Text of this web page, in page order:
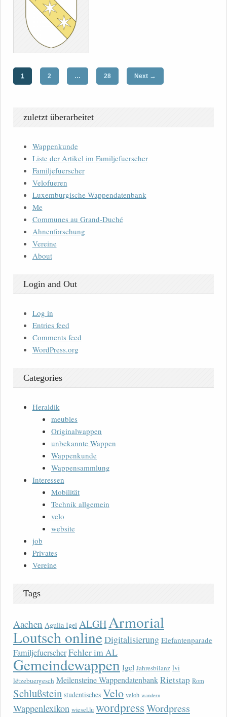
1 2 … 28 Next →
zuletzt überarbeitet
Wappenkunde
Liste der Artikel im Familjefuerscher
Familjefuerscher
Velofueren
Luxemburgische Wappendatenbank
Me
Communes au Grand-Duché
Ahnenforschung
Vereine
About
Login and Out
Log in
Entries feed
Comments feed
WordPress.org
Categories
Heraldik
meubles
Originalwappen
unbekannte Wappen
Wappenkunde
Wappensammlung
Interessen
Mobilität
Technik allgemein
velo
website
job
Privates
Vereine
Tags
Aachen Agulia Igel ALGHArmorial
Loutsch onlineDigitalisierung Elefantenparade
FamiljefuerscherFehler im AL
Gemeindewappen Igel Jahresbilanz lvi
lëtzebuergesch Meilensteine WappendatenbankRietstap Rom
Schlußstein studentisches Velo veloh wandern
Wappenlexikon wiesel.lu wordpressWordpress